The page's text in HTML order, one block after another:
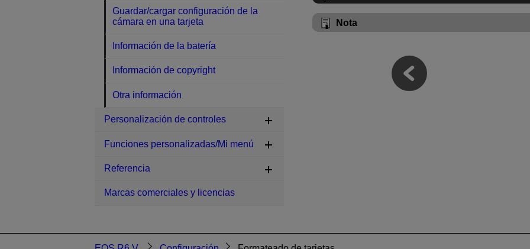
Nota
Guardar/cargar configuración de la
cámara en una tarjeta
Información de la batería
Información de copyright
Otra información
Personalización de controles
Funciones personalizadas/Mi menú
Referencia
Marcas comerciales y licencias